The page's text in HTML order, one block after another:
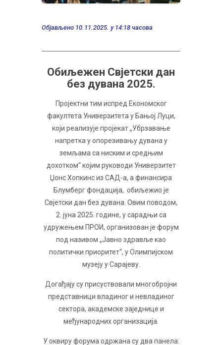
Објављено 10.11.2025. у 14:18 часова
Обиљежен Свјетски дан
без дувана 2025.
Пројектни тим испред Економског
факултета Универзитета у Бањој Луци,
који реализује пројекат „Убрзавање
напретка у опорезивању дувана у
земљама са ниским и средњим
дохотком“ којим руководи Универзитет
Џонс Хопкинс из САД-а, а финансира
Блумберг фондација, обиљежио је
Свјетски дан без дувана. Овим поводом,
2. јуна 2025. године, у сарадњи са
удружењем ПРОИ, организован је форум
под називом „Јавно здравље као
политички приоритет“, у Олимпијском
музеју у Сарајеву.
Догађају су присуствовали многобројни
представници владиног и невладиног
сектора, академске заједнице и
међународних организација.
У оквиру форума одржана су два панела: